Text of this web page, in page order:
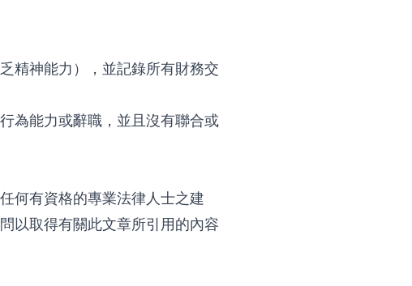
精神能力），並記錄所有財務交
為能力或辭職，並且沒有聯合或
何有資格的專業法律人士之建
以取得有關此文章所引用的內容